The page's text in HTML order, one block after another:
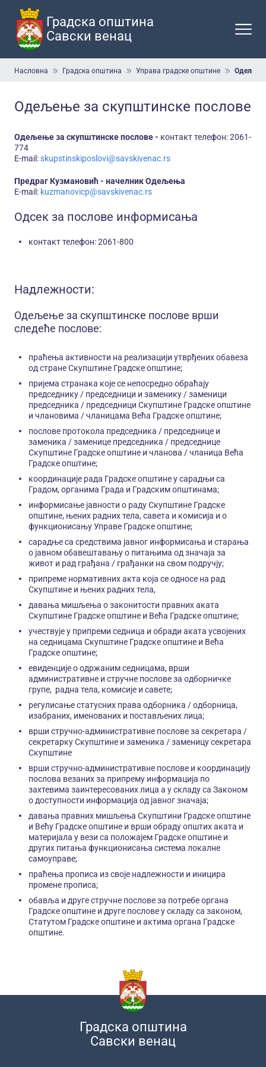
Прескочи
главни
садржаја
Градска општина
Савски венац
Мрвице
Насловна Градска општина Управа градске општине Одељење
Одељење за скупштинске послове
Одељење за скупштинске послове - контакт телефон: 2061-
774
E-mail:skupstinskiposlovi@savskivenac.rs
Предраг Кузмановић - начелник Одељења
E-mail: kuzmanovicp@savskivenac.rs
Одсек за послове информисања
контакт телефон: 2061-800
Надлежности:
Одељење за скупштинске послове врши
следеће послове:
праћења активности на реализацији утврђених обавеза
од стране Скупштине Градске општине;
пријема странака које се непосредно обраћају
председнику / председници и заменику / заменици
председника / председници Скупштине Градске општине
и члановима / чланицама Већа Градске општине;
послове протокола председника / председнице и
заменика / заменице председника / председнице
Скупштине Градске општине и чланова / чланица Већа
Градске општине;
координације рада Градске општине у сарадњи са
Градом, органима Града и Градским општинама;
информисање јавности о раду Скупштине Градске
општине, њених радних тела, савета и комисија и о
функционисању Управе Градске општине;
сарадње са средствима јавног информисања и старања
о јавном обавештавању о питањима од значаја за
живот и рад грађана / грађанки на свом подручју;
припреме нормативних акта која се односе на рад
Скупштине и њених радних тела,
давања мишљења о законитости правних аката
Скупштине Градске општине и Већа Градске општине;
учествује у припреми седница и обради аката усвојених
на седницама Скупштине Градске општине и Већа
Градске општине;
евиденције о одржаним седницама, врши
административне и стручне послове за одборничке
групе, радна тела, комисије и савете;
регулисање статусних права одборника / одборница,
изабраних, именованих и постављених лица;
врши стручно-административне послове за секретара /
секретарку Скупштине и заменика / заменицу секретара
Скупштине
врши стручно-административне послове и координацију
послова везаних за припрему информација по
захтевима заинтересованих лица а у складу са Законом
о доступности информација од јавног значаја;
давања правних мишљења Скупштини Градске општине
и Већу Градске општине и врши обраду општих аката и
материјала у вези са положајем Градске општине и
других питања функционисања система локалне
самоуправе;
праћења прописа из своје надлежности и иницира
промене прописа;
обавља и друге стручне послове за потребе органа
Градске општине и друге послове у складу са законом,
Статутом Градске општине и актима органа Градске
општине.
Градска општина
Савски венац